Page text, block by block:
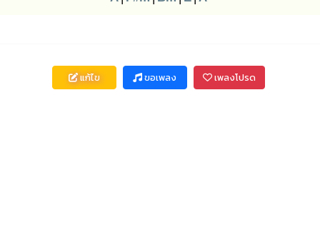
แก้ไข ขอเพลง เพลงโปรด